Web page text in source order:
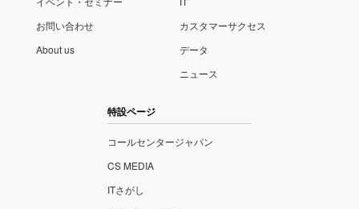
お問い合わせ
About us
カスタマーサクセス
データ
ニュース
特設ページ
コールセンタージャパン
CS MEDIA
ITさがし